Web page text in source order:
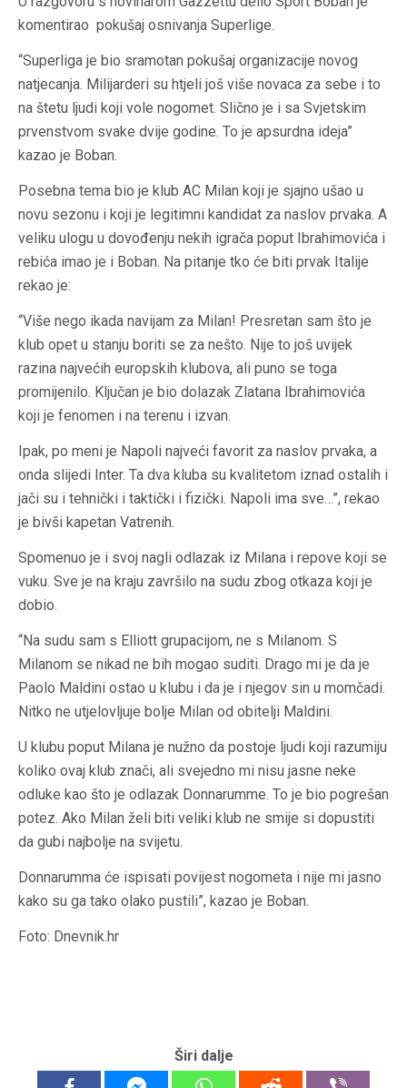
komentirao pokušaj osnivanja Superlige.
“Superliga je bio sramotan pokušaj organizacije novog
natjecanja. Milijarderi su htjeli još više novaca za sebe i to
na štetu ljudi koji vole nogomet. Slično je i sa Svjetskim
prvenstvom svake dvije godine. To je apsurdna ideja”
kazao je Boban.
Posebna tema bio je klub AC Milan koji je sjajno ušao u
novu sezonu i koji je legitimni kandidat za naslov prvaka. A
veliku ulogu u dovođenju nekih igrača poput Ibrahimovića i
rebića imao je i Boban. Na pitanje tko će biti prvak Italije
rekao je:
“Više nego ikada navijam za Milan! Presretan sam što je
klub opet u stanju boriti se za nešto. Nije to još uvijek
razina najvećih europskih klubova, ali puno se toga
promijenilo. Ključan je bio dolazak Zlatana Ibrahimovića
koji je fenomen i na terenu i izvan.
Ipak, po meni je Napoli najveći favorit za naslov prvaka, a
onda slijedi Inter. Ta dva kluba su kvalitetom iznad ostalih i
jači su i tehnički i taktički i fizički. Napoli ima sve…”, rekao
je bivši kapetan Vatrenih.
Spomenuo je i svoj nagli odlazak iz Milana i repove koji se
vuku. Sve je na kraju završilo na sudu zbog otkaza koji je
dobio.
“Na sudu sam s Elliott grupacijom, ne s Milanom. S
Milanom se nikad ne bih mogao suditi. Drago mi je da je
Paolo Maldini ostao u klubu i da je i njegov sin u momčadi.
Nitko ne utjelovljuje bolje Milan od obitelji Maldini.
U klubu poput Milana je nužno da postoje ljudi koji razumiju
koliko ovaj klub znači, ali svejedno mi nisu jasne neke
odluke kao što je odlazak Donnarumme. To je bio pogrešan
potez. Ako Milan želi biti veliki klub ne smije si dopustiti
da gubi najbolje na svijetu.
Donnarumma će ispisati povijest nogometa i nije mi jasno
kako su ga tako olako pustili”, kazao je Boban.
Foto: Dnevnik.hr
Širi dalje